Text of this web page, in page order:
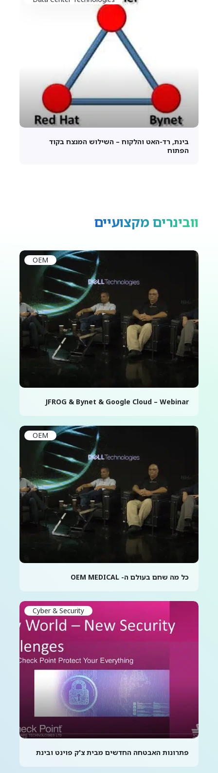
בינת, רד-האט והלקוח – השילוש המנצח בקוד
הפתוח
וובינרים מקצועיים
OEM
JFROG & Bynet & Google Cloud – Webinar
OEM
כל מה שחם בעולם ה- OEM MEDICAL
Cyber & Security
פתרונות האבטחה החדשים מבית צ'ק פוינט ובינת